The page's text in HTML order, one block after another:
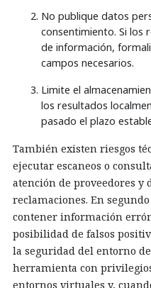
No publique datos
consentimiento. Si los
de información,
campos necesarios.
Limite el
los resultados
pasado el plazo
También existen riesgos
ejecutar escaneos o
atención de proveedores y
reclamaciones. En
contener información
posibilidad de falsos
la seguridad del entorno
herramienta con
entornos virtuales y,